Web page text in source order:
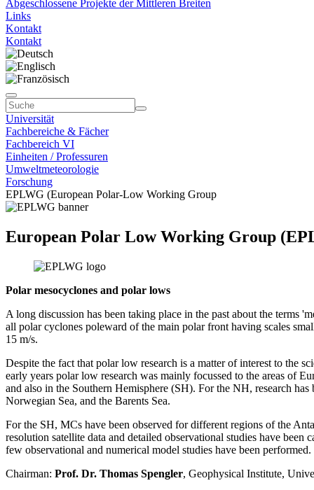
Abgeschlossene Projekte der Mittleren Breiten
Links
Kontakt
Kontakt
Universität
Fachbereiche & Fächer
Fachbereich VI
Einheiten / Professuren
Umweltmeteorologie
Forschung
EPLWG (European Polar-Low Working Group
European Polar Low Working Group
Polar mesocyclones and polar lows
A long discussion has been taking place in the past about the
all polar cyclones poleward of the main polar front having scales
15 m/s.
Despite the fact that polar low research is a matter of interest to the
early years polar low research was mainly focussed to the areas of
and also in the Southern Hemisphere (SH). For the NH, research
Norwegian Sea, and the Barents Sea.
For the SH, MCs have been observed for different regions of the
resolution satellite data and detailed observational studies have
few observational and numerical model studies have been performed.
Chairman: Prof. Dr. Thomas Spengler, Geophysical Institute,